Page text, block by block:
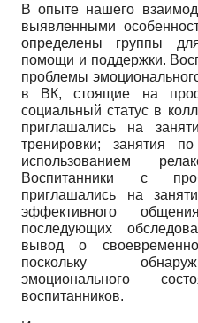
В опыте нашего
выявленными
определены группы
помощи и поддержки.
проблемы
в ВК, стоящие на
социальный статус в
приглашались на
тренировки; занятия
использованием
Воспитанники с
приглашались на
эффективного
последующих
вывод о
поскольку
эмоционального
воспитанников.